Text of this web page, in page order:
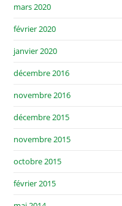
mars 2020
février 2020
janvier 2020
décembre 2016
novembre 2016
décembre 2015
novembre 2015
octobre 2015
février 2015